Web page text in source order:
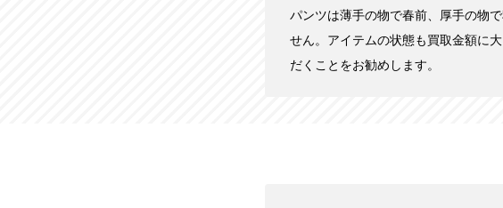
パンツは薄手の物で春前、厚手の物
せん。アイテムの状態も買取金額に
だくことをお勧めします。